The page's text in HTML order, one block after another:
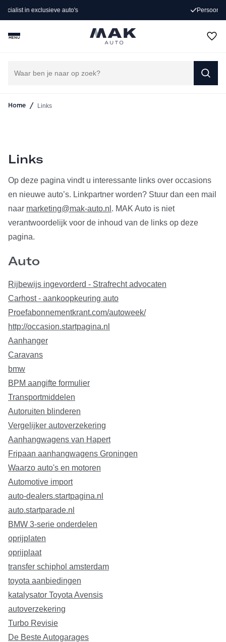
MENU
Home / Links
Links
Op deze pagina vindt u interessante links over occasions
en nieuwe auto’s. Linkpartner worden? Stuur dan een mail
naar marketing@mak-auto.nl . MAK Auto is niet
verantwoordelijk voor de inhoud van de links op deze
pagina.
Auto
Rijbewijs ingevorderd - Strafrecht advocaten
Carhost - aankoopkeuring auto
Proefabonnementkrant.com/autoweek/
http://occasion.startpagina.nl
Aanhanger
Caravans
bmw
BPM aangifte formulier
Transportmiddelen
Autoruiten blinderen
Vergelijker autoverzekering
Aanhangwagens van Hapert
Fripaan aanhangwagens Groningen
Waarzo auto's en motoren
Automotive import
auto-dealers.startpagina.nl
auto.startparade.nl
BMW 3-serie onderdelen
oprijplaten
oprijplaat
transfer schiphol amsterdam
toyota aanbiedingen
katalysator Toyota Avensis
autoverzekering
Turbo Revisie
De Beste Autogarages